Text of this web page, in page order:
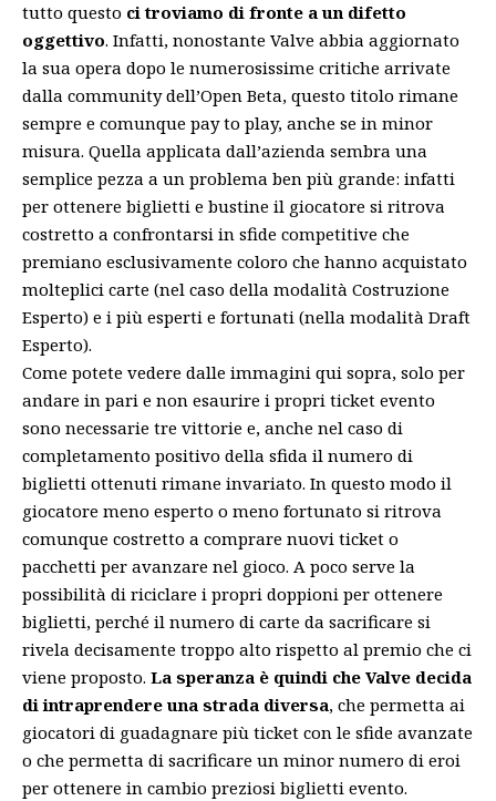
tutto questo ci troviamo di fronte a un difetto
oggettivo. Infatti, nonostante Valve abbia aggiornato
la sua opera dopo le numerosissime critiche arrivate
dalla community dell’Open Beta, questo titolo rimane
sempre e comunque pay to play, anche se in minor
misura. Quella applicata dall’azienda sembra una
semplice pezza a un problema ben più grande: infatti
per ottenere biglietti e bustine il giocatore si ritrova
costretto a confrontarsi in sfide competitive che
premiano esclusivamente coloro che hanno acquistato
molteplici carte (nel caso della modalità Costruzione
Esperto) e i più esperti e fortunati (nella modalità Draft
Esperto).
Come potete vedere dalle immagini qui sopra, solo per
andare in pari e non esaurire i propri ticket evento
sono necessarie tre vittorie e, anche nel caso di
completamento positivo della sfida il numero di
biglietti ottenuti rimane invariato. In questo modo il
giocatore meno esperto o meno fortunato si ritrova
comunque costretto a comprare nuovi ticket o
pacchetti per avanzare nel gioco. A poco serve la
possibilità di riciclare i propri doppioni per ottenere
biglietti, perché il numero di carte da sacrificare si
rivela decisamente troppo alto rispetto al premio che ci
viene proposto. La speranza è quindi che Valve decida
di intraprendere una strada diversa, che permetta ai
giocatori di guadagnare più ticket con le sfide avanzate
o che permetta di sacrificare un minor numero di eroi
per ottenere in cambio preziosi biglietti evento.